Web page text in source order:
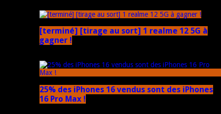
[terminé] [tirage au sort] 1 realme 12 5G à
gagner !
25% des iPhones 16 vendus sont des iPhones
16 Pro Max !